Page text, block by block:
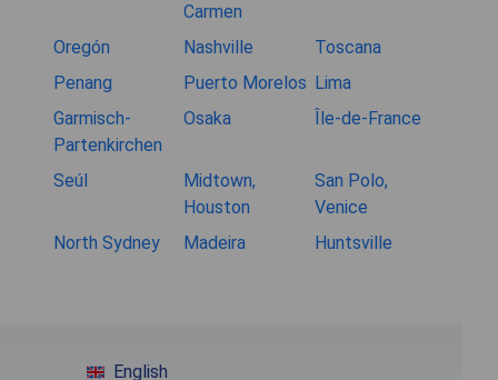
Carmen
Oregón Nashville
Toscana
Penang
Puerto Morelos Lima
Garmisch-
Partenkirchen
Osaka Île-de-France
Seúl
Midtown,
Houston
San Polo,
Venice
North Sydney
Madeira Huntsville
English